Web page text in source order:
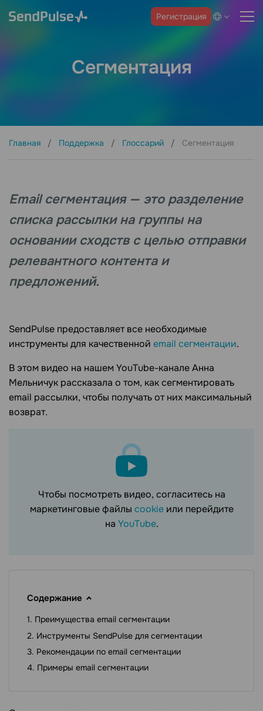
Регистрация
Сегментация
Главная Поддержка Глоссарий Сегментация
Email сегментация — это разделение
списка рассылки на группы на
основании сходств с целью отправки
релевантного контента и
предложений.
SendPulse предоставляет все необходимые
инструменты для качественной email сегментации.
В этом видео на нашем YouTube-канале Анна
Мельничук рассказала о том, как сегментировать
email рассылки, чтобы получать от них максимальный
возврат.
Чтобы посмотреть видео, согласитесь на
маркетинговые файлы cookie или перейдите
на YouTube.
Содержание
Преимущества email сегментации
Инструменты SendPulse для сегментации
Рекомендации по email сегментации
Примеры email сегментации